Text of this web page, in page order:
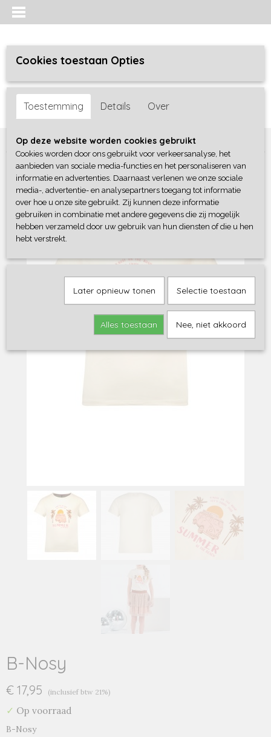
Inloggen Registreren
Home >Meisjes>Shirts / Tunieken / Blouses>B-Nosy
B-Nosy
€ 17,95 (inclusief btw 21%)
✓ Op voorraad
B-Nosy
Cookies toestaan Opties
Toestemming Details Over
Op deze website worden cookies gebruikt
Cookies worden door ons gebruikt voor verkeersanalyse, het
aanbieden van sociale media-functies en het personaliseren van
informatie en advertenties. Daarnaast verlenen we onze sociale
media-, advertentie- en analysepartners toegang tot informatie
over hoe u onze site gebruikt. Zij kunnen deze informatie
gebruiken in combinatie met andere gegevens die zij mogelijk
hebben verzameld door uw gebruik van hun diensten of die u hen
hebt verstrekt.
Later opnieuw tonen Selectie toestaan
Alles toestaan Nee, niet akkoord